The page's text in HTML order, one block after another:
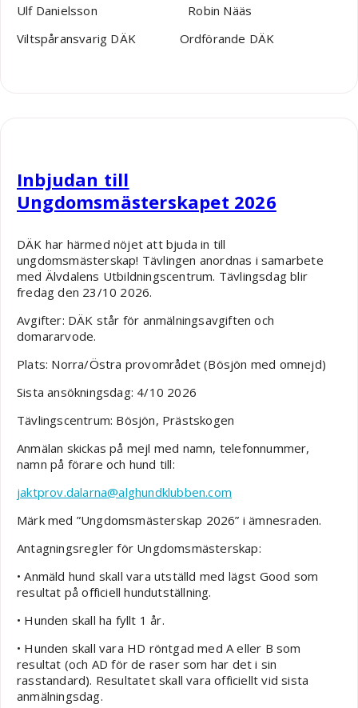
Ulf Danielsson Robin Nääs
Viltspåransvarig DÄK Ordförande DÄK
Inbjudan till
Ungdomsmästerskapet 2026
DÄK har härmed nöjet att bjuda in till
ungdomsmästerskap! Tävlingen anordnas i samarbete
med Älvdalens Utbildningscentrum. Tävlingsdag blir
fredag den 23/10 2026.
Avgifter: DÄK står för anmälningsavgiften och
domararvode.
Plats: Norra/Östra provområdet (Bösjön med omnejd)
Sista ansökningsdag: 4/10 2026
Tävlingscentrum: Bösjön, Prästskogen
Anmälan skickas på mejl med namn, telefonnummer,
namn på förare och hund till:
jaktprov.dalarna@alghundklubben.com
Märk med ”Ungdomsmästerskap 2026” i ämnesraden.
Antagningsregler för Ungdomsmästerskap:
• Anmäld hund skall vara utställd med lägst Good som
resultat på officiell hundutställning.
• Hunden skall ha fyllt 1 år.
• Hunden skall vara HD röntgad med A eller B som
resultat (och AD för de raser som har det i sin
rasstandard). Resultatet skall vara officiellt vid sista
anmälningsdag.